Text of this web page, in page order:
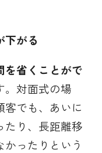
下がる
を省くことがで
。対面式の場
でも、あいに
たり、長距離移
ったりという